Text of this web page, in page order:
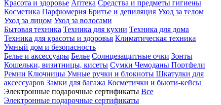
Красота и здоровье Аптека Средства и предметы гигиены
Косметика Парфюмерия Бритье и депиляция Уход за телом
Уход за лицом Уход за волосами
Бытовая техника Техника для кухни Техника для дома
Техника для красоты и здоровья Климатическая техника
Умный дом и безопасность
Белье и аксессуары Белье Солнцезащитные очки Зонты
Кошельки, визитницы, кисеты Сумки Чемоданы Портфели
Ремни Ключницы Умные ручки и блокноты Шкатулки для
аксессуаров Замки для багажа Косметички и бьюти-кейсы
Электронные подарочные сертификаты Все
Электронные подарочные сертификаты